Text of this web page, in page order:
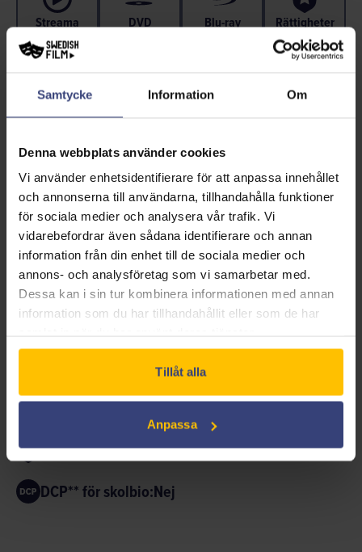
Samtycke Information Om
Denna webbplats använder cookies
Vi använder enhetsidentifierare för att anpassa innehållet
och annonserna till användarna, tillhandahålla funktioner
för sociala medier och analysera vår trafik. Vi
vidarebefordrar även sådana identifierare och annan
information från din enhet till de sociala medier och
annons- och analysföretag som vi samarbetar med.
Dessa kan i sin tur kombinera informationen med annan
information som du har tillhandahållit eller som de har
Tillåt alla
Anpassa
Streama DVD Blu-ray Rättigheter
Världen balanserar på randen till undergång och
Tyskland. Det finns dock de som står upp för sanningen
däribland prästen Dietrich Bonhoeffer, stärkt av sin
moraliska övertygelse. I sin kamp mot nazismen blir
han involverad i en sammansvärjning mot Hitler.
Kommer hans agerande att kunna rädda miljontals
judar och ändra historiens gång eller kosta honom allt?
DRAMA HISTORIA
Ingår i Swedish Film Licens*:Ja
DCP** för skolbio:Nej